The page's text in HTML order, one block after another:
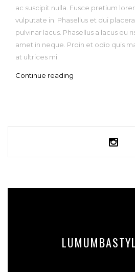
ac suscipit nulla. Fusce pretium
vulputate in. Phasellus et dui
pulvinar lacus. Phasellus a lacus eu
amet in neque. Proin et odio quis
at ultrices mi.
Continue reading